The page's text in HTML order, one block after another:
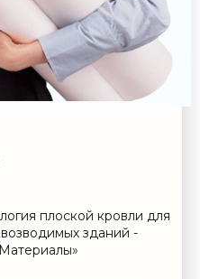
плоской кровли для
зданий -